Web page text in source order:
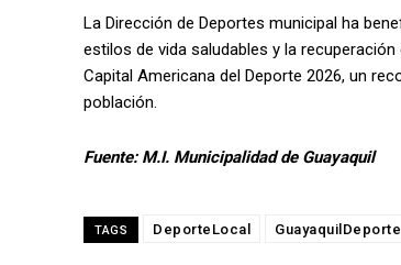
La Dirección de Deportes municipal ha
estilos de vida saludables y la
Capital Americana del Deporte 2026, un
población.
Fuente: M.I. Municipalidad de Guayaquil
TAGS DeporteLocal